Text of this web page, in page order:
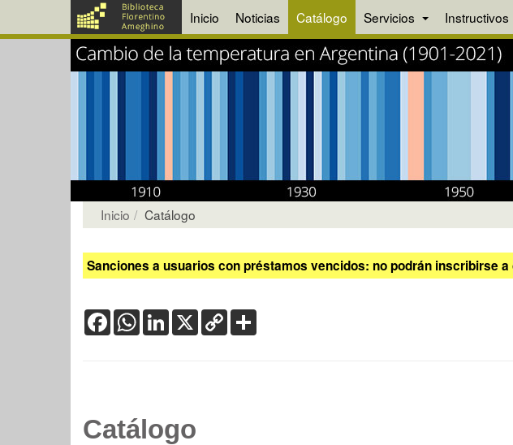
Inicio Noticias Catálogo Servicios Instructivos
Inicio Catálogo
Sanciones a usuarios con préstamos vencidos: no podrán inscribirse
FacebookWhatsApp
LinkedIn
X Copy
Link
Catálogo